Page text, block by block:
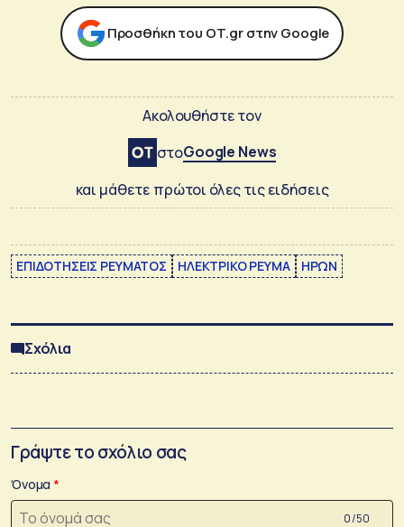
Προσθήκη του ΟΤ.gr στην Google
Ακολουθήστε τον
στοGoogle News
και μάθετε πρώτοι όλες τις ειδήσεις
ΕΠΙΔΟΤΗΣΕΙΣ ΡΕΥΜΑΤΟΣ ΗΛΕΚΤΡΙΚΟ ΡΕΥΜΑ ΗΡΩΝ
Σχόλια
Γράψτε το σχόλιο σας
Όνομα
0 /50